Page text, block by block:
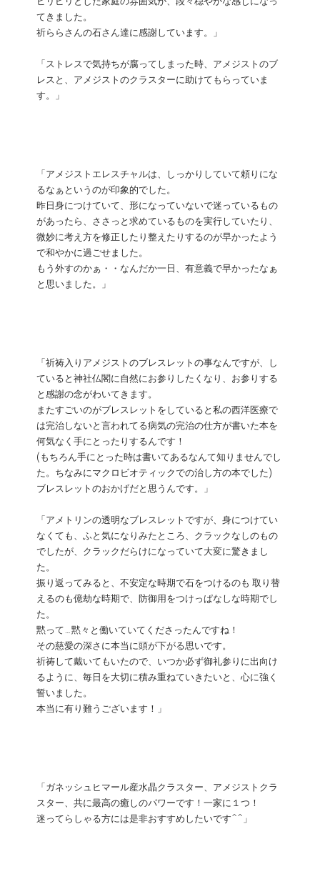
てきました。
祈ららさんの石さん達に感謝しています。」
「ストレスで気持ちが腐ってしまった時、アメジストのブ
レスと、アメジストのクラスターに助けてもらっていま
す。」
「アメジストエレスチャルは、しっかりしていて頼りにな
るなぁというのが印象的でした。
昨日身につけていて、形になっていないで迷っているもの
があったら、ささっと求めているものを実行していたり、
微妙に考え方を修正したり整えたりするのが早かったよう
で和やかに過ごせました。
もう外すのかぁ・・なんだか一日、有意義で早かったなぁ
と思いました。」
「祈祷入りアメジストのブレスレットの事なんですが、し
ていると神社仏閣に自然にお参りしたくなり、お参りする
と感謝の念がわいてきます。
またすごいのがブレスレットをしていると私の西洋医療で
は完治しないと言われてる病気の完治の仕方が書いた本を
何気なく手にとったりするんです！
(もちろん手にとった時は書いてあるなんて知りませんでし
た。ちなみにマクロビオティックでの治し方の本でした)
ブレスレットのおかげだと思うんです。」
「アメトリンの透明なブレスレットですが、身につけてい
なくても、ふと気になりみたところ、クラックなしのもの
でしたが、クラックだらけになっていて大変に驚きまし
た。
振り返ってみると、不安定な時期で石をつけるのも 取り替
えるのも億劫な時期で、防御用をつけっぱなしな時期でし
た。
黙って…黙々と働いていてくださったんですね！
その慈愛の深さに本当に頭が下がる思いです。
祈祷して戴いてもいたので、いつか必ず御礼参りに出向け
るように、毎日を大切に積み重ねていきたいと、心に強く
誓いました。
本当に有り難うございます！」
「ガネッシュヒマール産水晶クラスター、アメジストクラ
スター、共に最高の癒しのパワーです！一家に１つ！
迷ってらしゃる方には是非おすすめしたいです^^」